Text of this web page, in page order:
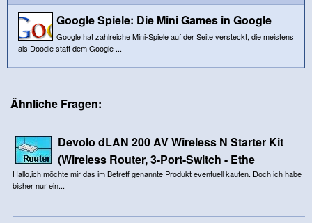
Google Spiele: Die Mini Games in Google
Google hat zahlreiche Mini-Spiele auf der Seite versteckt, die meistens
als Doodle statt dem Google ...
Ähnliche Fragen:
Devolo dLAN 200 AV Wireless N Starter Kit
(Wireless Router, 3-Port-Switch - Ethe
Hallo,ich möchte mir das im Betreff genannte Produkt eventuell kaufen. Doch ich habe
bisher nur ein...